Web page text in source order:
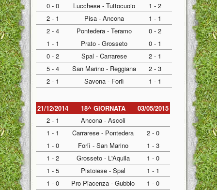
0 - 0
Lucchese - Tuttocuoio
1 - 2
2 - 1
Pisa - Ancona
1 - 1
2 - 4
Pontedera - Teramo
0 - 2
1 - 1
Prato - Grosseto
0 - 1
0 - 2
Spal - Carrarese
2 - 1
5 - 4
San Marino - Reggiana
2 - 3
2 - 1
Savona - Forlì 1 - 1
21/12/2014 18^ GIORNATA
03/05/2015
2 - 1
Ancona - Ascoli
1 - 1
Carrarese - Pontedera
2 - 0
1 - 0
Forlì - San Marino
1 - 3
1 - 2
Grosseto - L'Aquila
1 - 0
1 - 5
Pistoiese - Spal
1 - 1
1 - 0
Pro Piacenza - Gubbio
1 - 0